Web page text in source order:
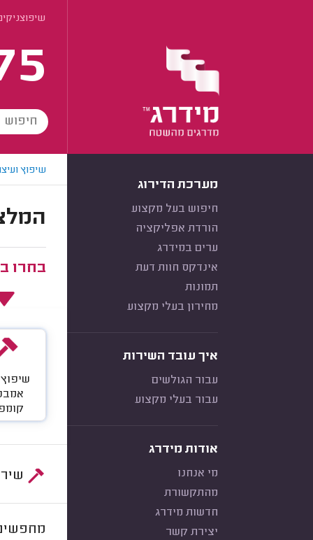
מערכת הדירוג
חיפוש בעל מקצוע
הורדת אפליקציה
ערים במידרג
אינדקס חוות דעת
תמונות
מחירון בעלי מקצוע
איך עובד השירות
עבור הגולשים
עבור בעלי מקצוע
אודות מידרג
מי אנחנו
מהתקשורת
חדשות מידרג
יצירת קשר
שיפוץ
בחרו